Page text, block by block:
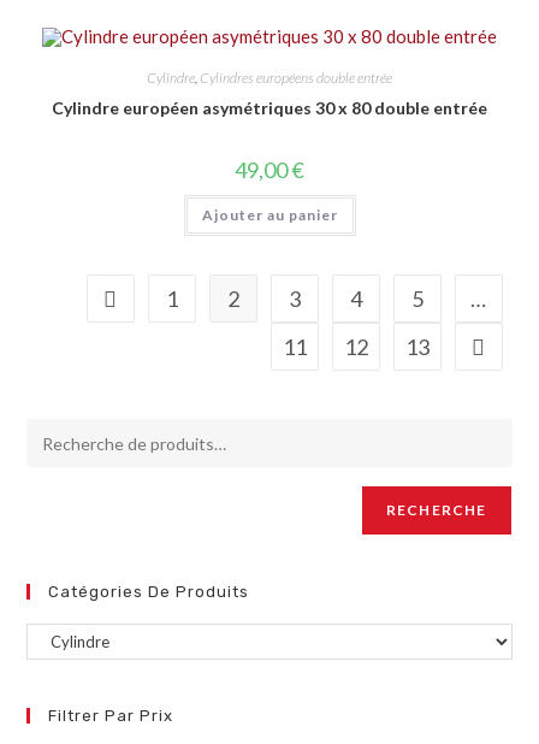
Cylindre Cylindres européens double entrée
Cylindre européen asymétriques 30 x 80 double entrée
49,00€
Ajouter au panier
1 2 3 4 5
…
11
12 13
RECHERCHE
Catégories De Produits
Filtrer Par Prix